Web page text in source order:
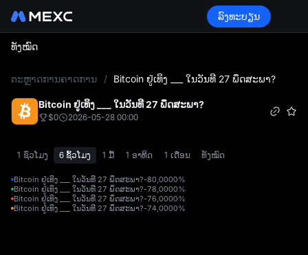
ລົງທະບຽນ
ທັງໝົດ
ຕະຫຼາດການຄາດການ / Bitcoin ຢູ່ເທິງ ___ ໃນວັນທີ 27 ພຶດສະພາ?
Bitcoin ຢູ່ເທິງ ___ ໃນວັນທີ 27 ພຶດສະພາ?
$0 2026-05-28 00:00
1 ຊົ່ວໂມງ 6 ຊົ້ວໂມງ 1 ມື້ 1 ອາທິດ 1 ເດືອນ ທັງໝົດ
Bitcoin ຢູ່ເທິງ ___ ໃນວັນທີ 27 ພຶດສະພາ?-80,0000%
Bitcoin ຢູ່ເທິງ ___ ໃນວັນທີ 27 ພຶດສະພາ?-78,0000%
Bitcoin ຢູ່ເທິງ ___ ໃນວັນທີ 27 ພຶດສະພາ?-76,0000%
Bitcoin ຢູ່ເທິງ ___ ໃນວັນທີ 27 ພຶດສະພາ?-74,0000%